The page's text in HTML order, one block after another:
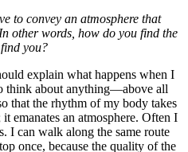
to convey an atmosphere that
other words, how do you find the
you?
explain what happens when I
think about anything—above all
that the rhythm of my body takes
emanates an atmosphere. Often I
I can walk along the same route
once, because the quality of the